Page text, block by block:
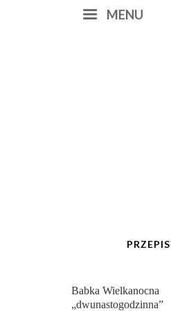
MENU
Genialny zakwas z
roboty – wzmacnia